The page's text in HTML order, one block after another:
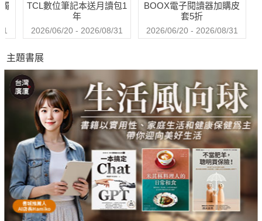
TCL數位筆記本送月讀包1
年
2026/06/20 - 2026/08/31
BOOX電子閱讀器加購皮
套5折
2026/06/20 - 2026/08/31
主題書展